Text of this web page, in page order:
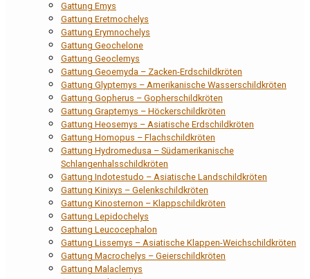
Gattung Emys
Gattung Eretmochelys
Gattung Erymnochelys
Gattung Geochelone
Gattung Geoclemys
Gattung Geoemyda – Zacken-Erdschildkröten
Gattung Glyptemys – Amerikanische Wasserschildkröten
Gattung Gopherus – Gopherschildkröten
Gattung Graptemys – Höckerschildkröten
Gattung Heosemys – Asiatische Erdschildkröten
Gattung Homopus – Flachschildkröten
Gattung Hydromedusa – Südamerikanische
Schlangenhalsschildkröten
Gattung Indotestudo – Asiatische Landschildkröten
Gattung Kinixys – Gelenkschildkröten
Gattung Kinosternon – Klappschildkröten
Gattung Lepidochelys
Gattung Leucocephalon
Gattung Lissemys – Asiatische Klappen-Weichschildkröten
Gattung Macrochelys – Geierschildkröten
Gattung Malaclemys